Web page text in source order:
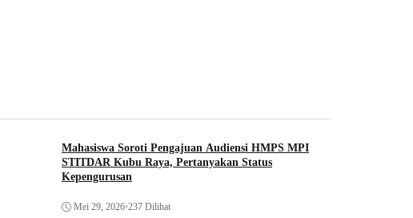
Mahasiswa Soroti Pengajuan Audiensi HMPS MPI
STITDAR Kubu Raya, Pertanyakan Status
Kepengurusan
Mei 29, 2026•237 Dilihat